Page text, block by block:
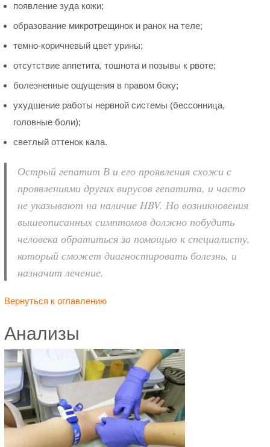
появление зуда кожи;
образование микротрещинок и ранок на теле;
темно-коричневый цвет урины;
отсутствие аппетита, тошнота и позывы к рвоте;
болезненные ощущения в правом боку;
ухудшение работы нервной системы (бессонница,
головные боли);
светлый оттенок кала.
Острый гепатит В и его проявления схожи с
проявлениями других вирусов гепатита, и часто
не указывают на наличие HBV. Но возникновения
вышеописанных симптомов должно побудить
человека обратиться за помощью к специалисту,
который сможет диагностировать болезнь, и
назначит лечение.
Вернуться к оглавлению
Анализы